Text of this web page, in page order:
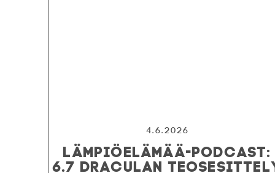
4.6.2026
LÄMPIÖELÄMÄÄ-PODCAST:
6.7 DRACULAN